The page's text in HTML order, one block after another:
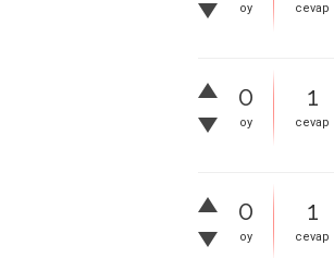
oy cevap
0
oy
1
cevap
0
oy
1
cevap